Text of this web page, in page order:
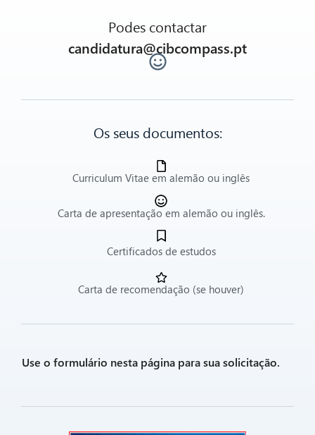
Podes contactar
candidatura@cibcompass.pt
Os seus documentos:
Curriculum Vitae em alemão ou inglês
Carta de apresentação em alemão ou inglês.
Certificados de estudos
Carta de recomendação (se houver)
Use o formulário nesta página para sua solicitação.